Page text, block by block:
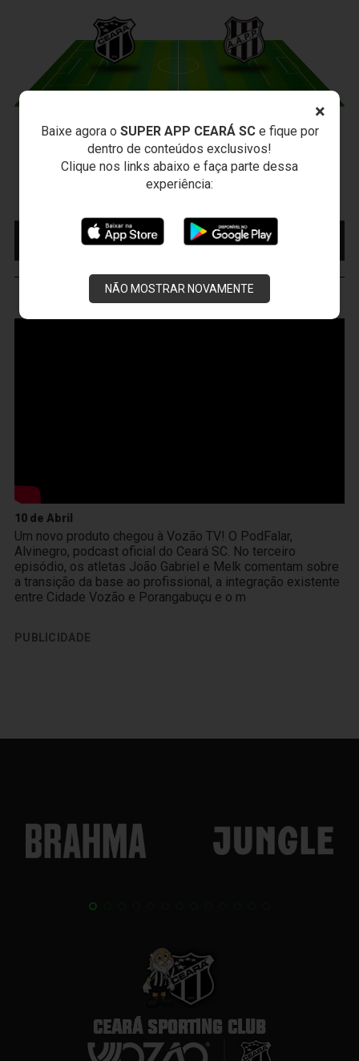
×
Baixe agora o SUPER APP CEARÁ SCe fique por
dentro de conteúdos exclusivos!
Clique nos links abaixo e faça parte dessa
experiência:
NÃO MOSTRAR NOVAMENTE
CEARÁ X PONTE PRETA
Sexta-feira, 07/08/2026 - 20:30
Arena Vozão (Castelão) - Capital/CE
Campeonato Brasileiro • 2º Turno • 21 ª Rodada
MAIS INFORMAÇÕES
COMPRE AQUI SEU
INGRESSO
VOZÃOTV
10 de Abril
Um novo produto chegou à Vozão TV! O PodFalar,
Alvinegro, podcast oficial do Ceará SC. No terceiro
episódio, os atletas João Gabriel e Melk comentam sobre
a transição da base ao profissional, a integração existente
entre Cidade Vozão e Porangabuçu e o m
PUBLICIDADE
CEARÁ SPORTING CLUB